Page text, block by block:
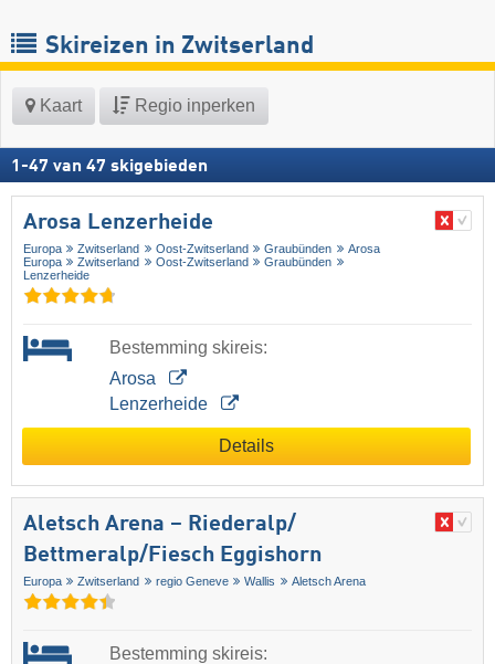
Skireizen in Zwitserland
Kaart Regio inperken
1 -47 van 47 skigebieden
Arosa Lenzerheide
Europa Zwitserland Oost-Zwitserland Graubünden
Arosa
Europa
Zwitserland Oost-Zwitserland
Graubünden
Lenzerheide
Bestemming skireis:
Arosa
Lenzerheide
Details
Aletsch Arena – Riederalp/​
Bettmeralp/​Fiesch Eggishorn
Europa Zwitserland regio Geneve Wallis Aletsch Arena
Bestemming skireis: